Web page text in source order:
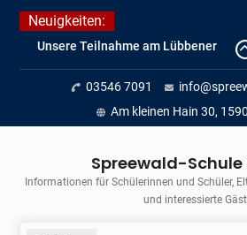
Skip
Neuigkeiten:
Unsere Teilnahme am Lübbener
Insellauf 2026
Fortführung des verkürzten
Unterrichts aufgrund der hohen
Temperaturen (22.06. bis
voraussichtlich zum 26.06.2026)
03546 7091
Am kleinen Hain 30,
Spreewald-Schule
Informationen für Schülerinnen und Schüler,
und interessierte